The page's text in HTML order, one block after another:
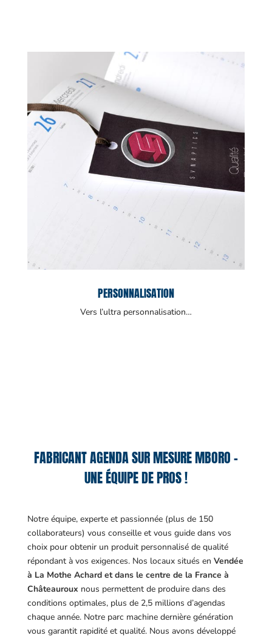
PERSONNALISATION
Vers l’ultra personnalisation…
FABRICANT AGENDA SUR MESURE MBORO –
UNE ÉQUIPE DE PROS !
Notre équipe, experte et passionnée (plus de 150
collaborateurs) vous conseille et vous guide dans vos
choix pour obtenir un produit personnalisé de qualité
répondant à vos exigences. Nos locaux situés en Vendée
à La Mothe Achard et dans le centre de la France à
Châteauroux nous permettent de produire dans des
conditions optimales, plus de 2,5 millions d’agendas
chaque année. Notre parc machine dernière génération
vous garantit rapidité et qualité. Nous avons développé